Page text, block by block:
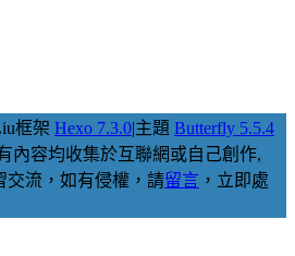
框架 Hexo 7.3.0|主題 Butterfly 5.5.4
內容均收集於互聯網或自己創作,
流，如有侵權，請留言 ，立即處